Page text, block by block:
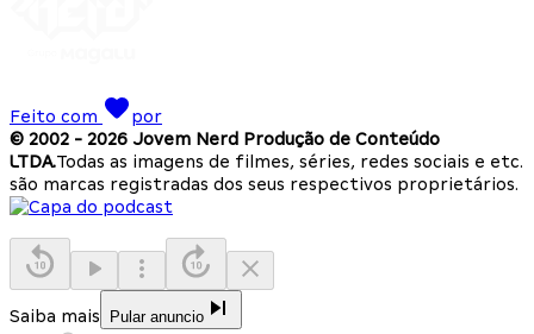
Feito com
por
© 2002 - 2026 Jovem Nerd Produção de Conteúdo
LTDA.Todas as imagens de filmes, séries, redes sociais e etc.
são marcas registradas dos seus respectivos proprietários.
Saiba mais Pular anuncio